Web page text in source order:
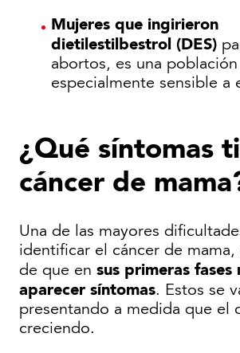
Mujeres que ingirieron
dietilestilbestrol (DES)
abortos, es una población
especialmente sensible a
¿Qué síntomas
cáncer de
Una de las mayores
identificar el cáncer de mama,
de que en sus primeras fases
aparecer síntomas. Estos se
presentando a medida que el
creciendo.